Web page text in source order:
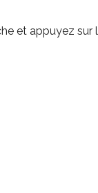
et appuyez sur